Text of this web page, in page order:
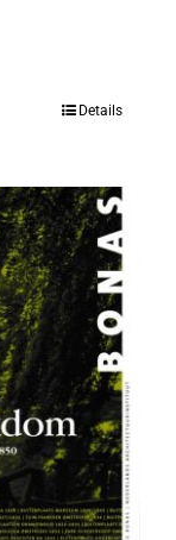
Details